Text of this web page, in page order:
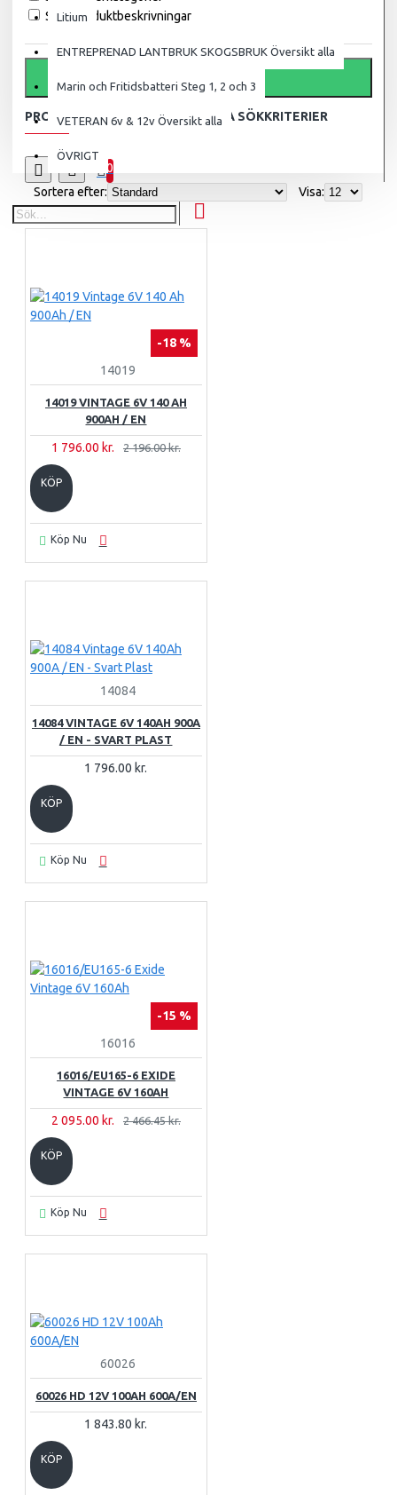
Litium
ENTREPRENAD LANTBRUK SKOGSBRUK Översikt alla
Marin och Fritidsbatteri Steg 1, 2 och 3
VETERAN 6v & 12v Översikt alla
ÖVRIGT
Sök i produktbeskrivningar
PRODUKTER MOTSVARANDE DINA SÖKKRITERIER
0
Sortera efter:
Visa:
-18 %
14019
14019 VINTAGE 6V 140 AH
900AH / EN
1 796.00 kr. 2 196.00 kr.
KÖP
Köp Nu
14084
14084 VINTAGE 6V 140AH 900A
/ EN - SVART PLAST
1 796.00 kr.
KÖP
Köp Nu
-15 %
16016
16016/EU165-6 EXIDE
VINTAGE 6V 160AH
2 095.00 kr. 2 466.45 kr.
KÖP
Köp Nu
60026
60026 HD 12V 100AH 600A/EN
1 843.80 kr.
KÖP